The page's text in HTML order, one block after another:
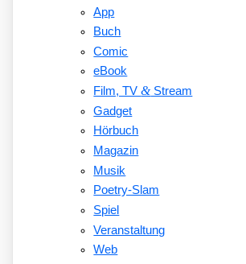
App
Buch
Comic
eBook
Film, TV&Stream
Gadget
Hörbuch
Magazin
Musik
Poetry-Slam
Spiel
Veranstaltung
Web